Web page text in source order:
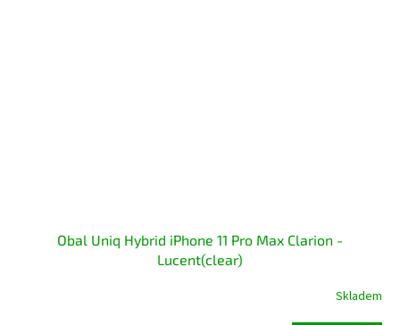
Obal Uniq Hybrid iPhone 11 Pro Max Clarion -
Lucent(clear)
Skladem